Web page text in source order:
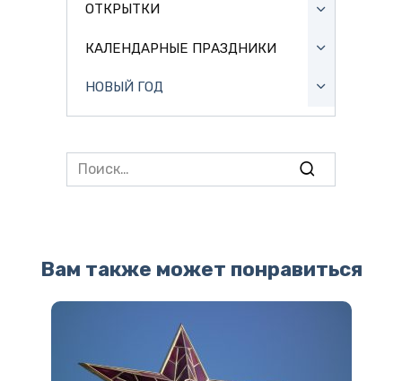
ОТКРЫТКИ
КАЛЕНДАРНЫЕ ПРАЗДНИКИ
НОВЫЙ ГОД
Search
for:
Вам также может понравиться